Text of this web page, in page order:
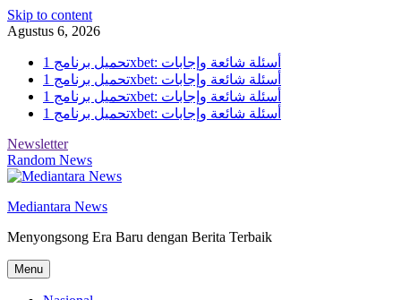
Skip to content
Agustus 6, 2026
تحميل برنامج 1xbet: أسئلة شائعة وإجابات
تحميل برنامج 1xbet: أسئلة شائعة وإجابات
تحميل برنامج 1xbet: أسئلة شائعة وإجابات
تحميل برنامج 1xbet: أسئلة شائعة وإجابات
Newsletter
Random News
Mediantara News
Menyongsong Era Baru dengan Berita Terbaik
Menu